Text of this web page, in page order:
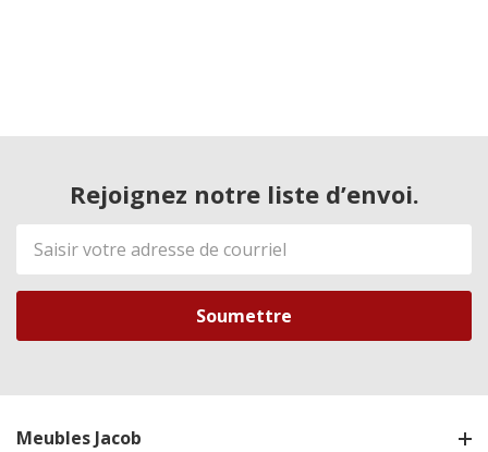
Rejoignez notre liste d’envoi.
Adresse
de
courriel
Meubles Jacob